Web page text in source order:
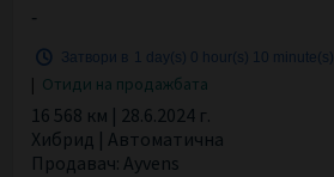
-
Затвори в 1 day(s) 0 hour(s) 10 minute(s)
| Отиди на продажбата
16 568 км | 28.6.2024 г.
Хибрид | Автоматична
Продавач: Ayvens